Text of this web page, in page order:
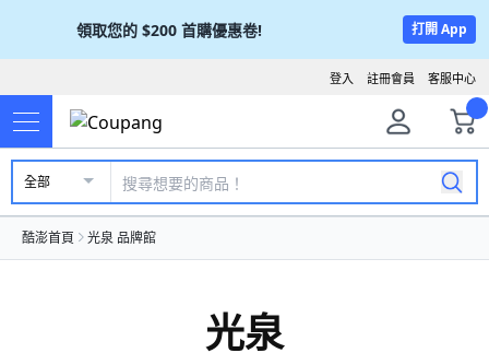
領取您的 $200 首購優惠卷! 打開 App
客服中心
註冊會員
登入
全部
酷澎首頁 光泉 品牌館
光泉